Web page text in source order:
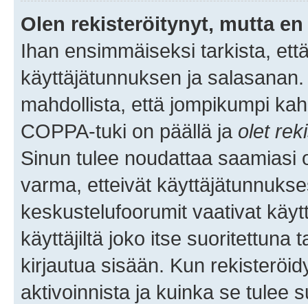
Olen rekisteröitynyt, mutta
Ihan ensimmäiseksi tarkista,
käyttäjätunnuksen ja
mahdollista, että jompikumpi
COPPA-tuki on päällä ja olet
Sinun tulee noudattaa saamiasi
varma, etteivät
keskustelufoorumit vaativat
käyttäjiltä joko itse suoritettuna
kirjautua sisään. Kun
aktivoinnista ja kuinka se tulee